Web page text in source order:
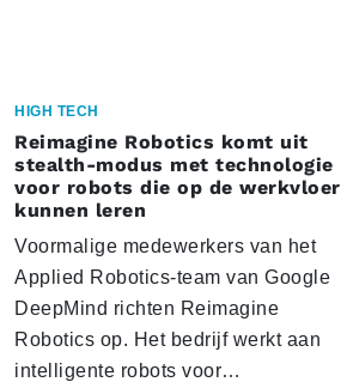
HIGH TECH
Reimagine Robotics komt uit
stealth-modus met technologie
voor robots die op de werkvloer
kunnen leren
Voormalige medewerkers van het
Applied Robotics-team van Google
DeepMind richten Reimagine
Robotics op. Het bedrijf werkt aan
intelligente robots voor…